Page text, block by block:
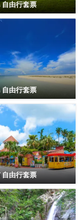
自由行套票
自由行套票
自由行套票